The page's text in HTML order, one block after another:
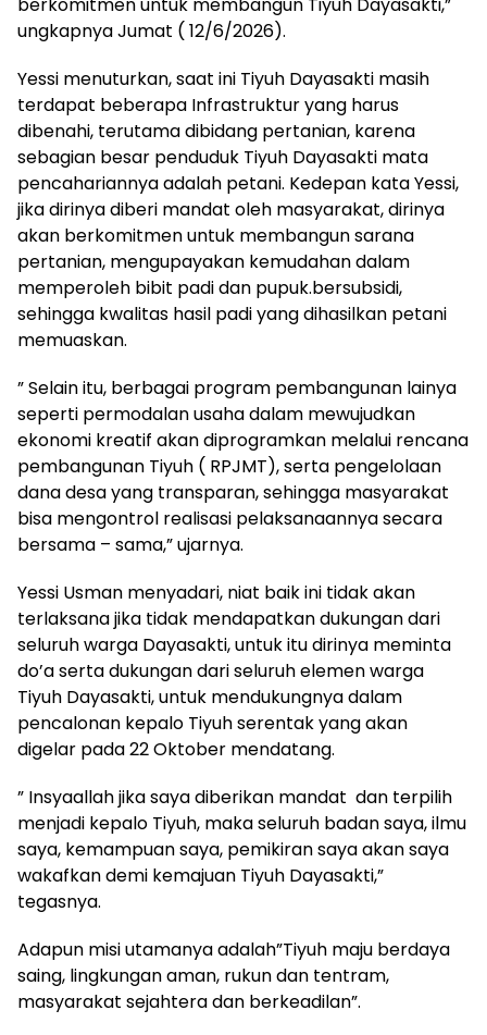
ungkapnya Jumat ( 12/6/2026).
Yessi menuturkan, saat ini Tiyuh Dayasakti masih
terdapat beberapa Infrastruktur yang harus
dibenahi, terutama dibidang pertanian, karena
sebagian besar penduduk Tiyuh Dayasakti mata
pencahariannya adalah petani. Kedepan kata Yessi,
jika dirinya diberi mandat oleh masyarakat, dirinya
akan berkomitmen untuk membangun sarana
pertanian, mengupayakan kemudahan dalam
memperoleh bibit padi dan pupuk.bersubsidi,
sehingga kwalitas hasil padi yang dihasilkan petani
memuaskan.
” Selain itu, berbagai program pembangunan lainya
seperti permodalan usaha dalam mewujudkan
ekonomi kreatif akan diprogramkan melalui rencana
pembangunan Tiyuh ( RPJMT), serta pengelolaan
dana desa yang transparan, sehingga masyarakat
bisa mengontrol realisasi pelaksanaannya secara
bersama – sama,” ujarnya.
Yessi Usman menyadari, niat baik ini tidak akan
terlaksana jika tidak mendapatkan dukungan dari
seluruh warga Dayasakti, untuk itu dirinya meminta
do’a serta dukungan dari seluruh elemen warga
Tiyuh Dayasakti, untuk mendukungnya dalam
pencalonan kepalo Tiyuh serentak yang akan
digelar pada 22 Oktober mendatang.
” Insyaallah jika saya diberikan mandat dan terpilih
menjadi kepalo Tiyuh, maka seluruh badan saya, ilmu
saya, kemampuan saya, pemikiran saya akan saya
wakafkan demi kemajuan Tiyuh Dayasakti,”
tegasnya.
Adapun misi utamanya adalah”Tiyuh maju berdaya
saing, lingkungan aman, rukun dan tentram,
masyarakat sejahtera dan berkeadilan”.